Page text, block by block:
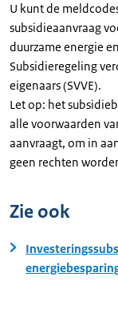
U kunt de
subsidieaanvraag
duurzame energie
Subsidieregeling
eigenaars (SVVE).
Let op: het
alle voorwaarden
aanvraagt, om in
geen rechten
Zie ook